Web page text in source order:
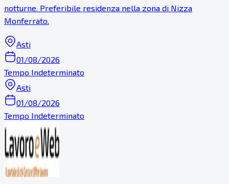
notturne. Preferibile residenza nella zona di Nizza
Monferrato.
Asti
01/08/2026
Tempo Indeterminato
Asti
01/08/2026
Tempo Indeterminato